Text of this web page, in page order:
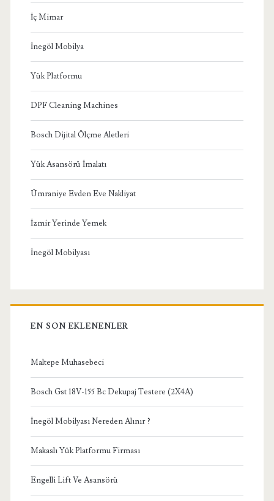
İç Mimar
İnegöl Mobilya
Yük Platformu
DPF Cleaning Machines
Bosch Dijital Ölçme Aletleri
Yük Asansörü İmalatı
Ümraniye Evden Eve Nakliyat
İzmir Yerinde Yemek
İnegöl Mobilyası
EN SON EKLENENLER
Maltepe Muhasebeci
Bosch Gst 18V-155 Bc Dekupaj Testere (2X4A)
İnegöl Mobilyası Nereden Alınır ?
Makaslı Yük Platformu Firması
Engelli Lift Ve Asansörü